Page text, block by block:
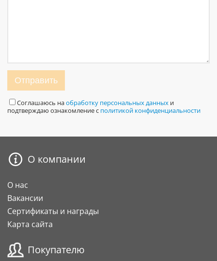
Отправить
Соглашаюсь наобработку персональных данных и
подтверждаю ознакомление с политикой конфиденциальности
О компании
О нас
Вакансии
Сертификаты и награды
Карта сайта
Покупателю